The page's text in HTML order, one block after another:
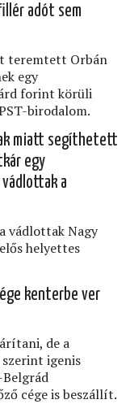
adót sem
teremtett Orbán
egy
forint körüli
birodalom.
miatt segíthetett
egy
a
vádlottak Nagy
helyettes
kenterbe ver
de a
igenis
cége is beszállít.